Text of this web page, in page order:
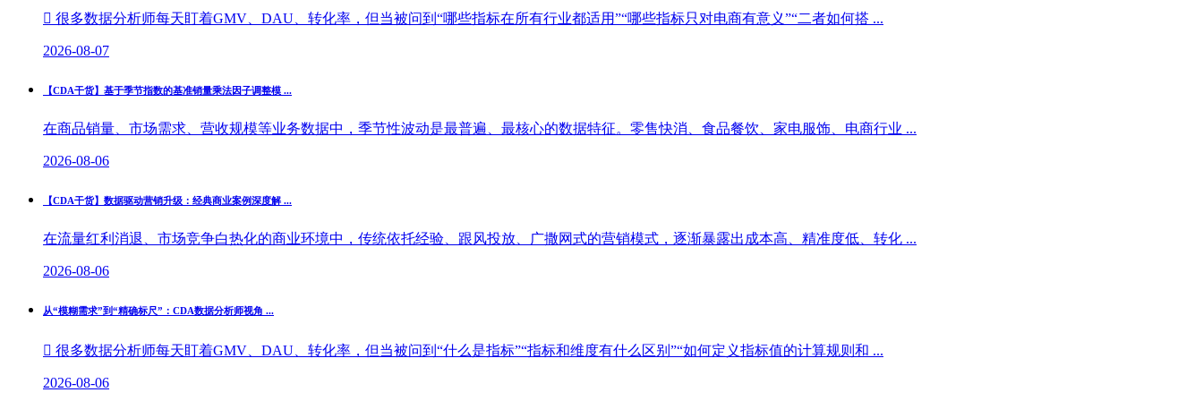
 很多数据分析师每天盯着GMV、DAU、转化率，但当被问到“哪些指标在所有行业都适用”“哪些指标只对电商有意义”“二者如何搭 ...
2026-08-07
【CDA干货】基于季节指数的基准销量乘法因子调整模 ...
在商品销量、市场需求、营收规模等业务数据中，季节性波动是最普遍、最核心的数据特征。零售快消、食品餐饮、家电服饰、电商行业 ...
2026-08-06
【CDA干货】数据驱动营销升级：经典商业案例深度解 ...
在流量红利消退、市场竞争白热化的商业环境中，传统依托经验、跟风投放、广撒网式的营销模式，逐渐暴露出成本高、精准度低、转化 ...
2026-08-06
从“模糊需求”到“精确标尺”：CDA数据分析师视角 ...
 很多数据分析师每天盯着GMV、DAU、转化率，但当被问到“什么是指标”“指标和维度有什么区别”“如何定义指标值的计算规则和 ...
2026-08-06